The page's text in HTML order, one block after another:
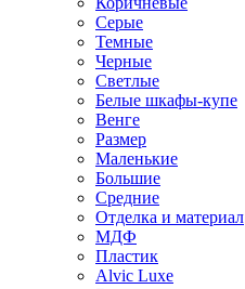
Серые
Темные
Черные
Светлые
Белые шкафы-купе
Венге
Размер
Маленькие
Большие
Средние
Отделка и материал
МДФ
Пластик
Alvic Luxe